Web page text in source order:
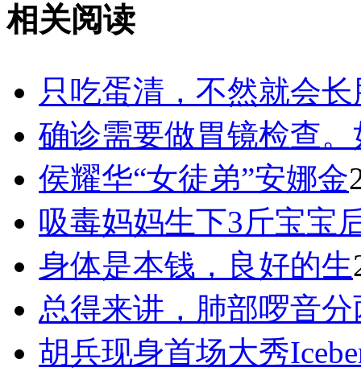
相关阅读
只吃蛋清，不然就会长
确诊需要做胃镜检查。
侯耀华“女徒弟”安娜金
吸毒妈妈生下3斤宝宝
身体是本钱，良好的生
总得来讲，肺部啰音分
胡兵现身首场大秀